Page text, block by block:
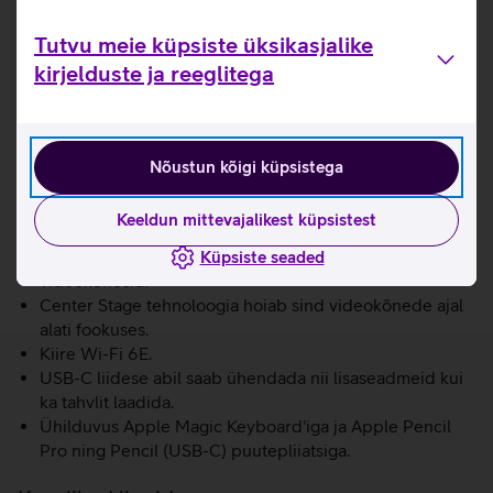
Tutvu meie küpsiste üksikasjalike
kirjelduste ja reeglitega
Nõustun kõigi küpsistega
Keeldun mittevajalikest küpsistest
Küpsiste seaded
NB! Toote komplekti ei kuulu laadimisadapter.
Servast servani laia värvigammaga (P3) Liquid Retina
Apple M3 kiip pakub uskumatut võimekust ja äärmiselt
kiiret graafikat.
16-tuumaline Neural Engine muudab tahvelarvuti
võimsaks AI-seadmeks tänu 60% kiiremale jõudlusele
(võrreldes M1 kiibiga iPad Air’iga).
12 Mpix esikaamera võimaldab teha kvaliteetseid
Center Stage tehnoloogia hoiab sind videokõnede ajal
alati fookuses.
Kiire Wi-Fi 6E.
USB-C liidese abil saab ühendada nii lisaseadmeid kui
ka tahvlit laadida.
Ühilduvus Apple Magic Keyboard'iga ja Apple Pencil
Pro ning Pencil (USB-C) puutepliiatsiga.